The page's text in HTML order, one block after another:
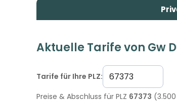
Aktuelle Tarife von Gw
Tarife für Ihre PLZ:
Preise & Abschluss für PLZ 67373